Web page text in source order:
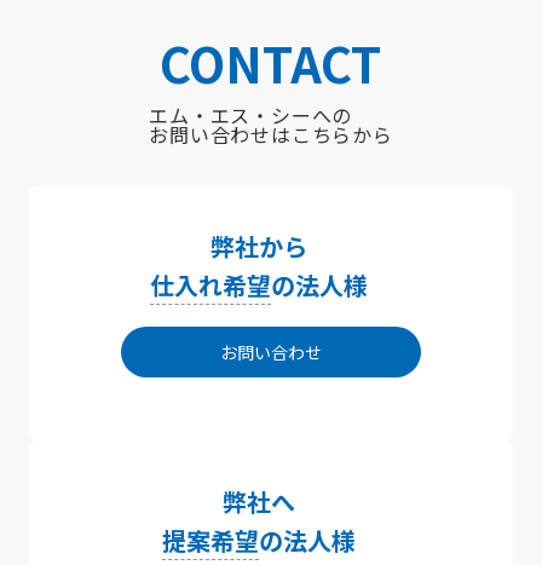
CONTACT
エム・エス・シーへの
お問い合わせはこちらから
弊社から
仕入れ希望の法人様
お問い合わせ
弊社へ
提案希望の法人様